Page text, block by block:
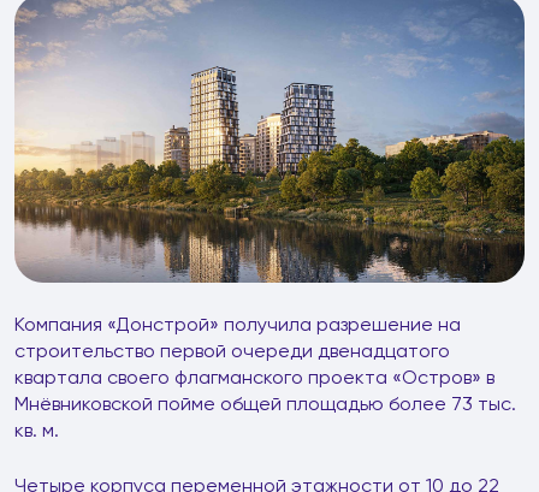
Компания «Донстрой» получила разрешение на
строительство первой очереди двенадцатого
квартала своего флагманского проекта «Остров» в
Мнёвниковской пойме общей площадью более 73 тыс.
кв. м.
Четыре корпуса переменной этажности от 10 до 22